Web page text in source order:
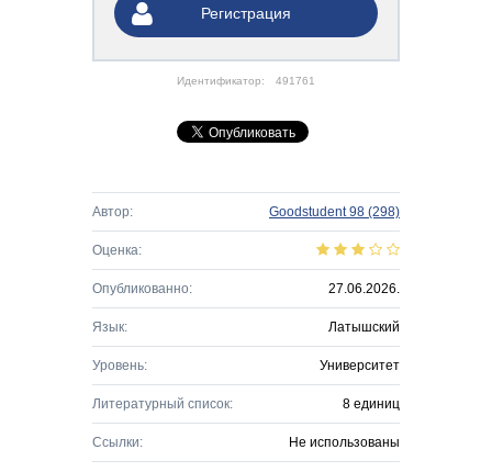
Регистрация
Идентификатор: 491761
Автор: Goodstudent 98 (298)
Оценка:
Опубликованно: 27.06.2026.
Язык: Латышский
Уровень: Университет
Литературный список: 8 единиц
Ссылки: Не использованы